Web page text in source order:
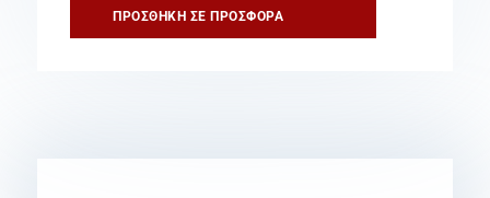
ΠΡΟΣΘΉΚΗ ΣΕ ΠΡΟΣΦΟΡΆ